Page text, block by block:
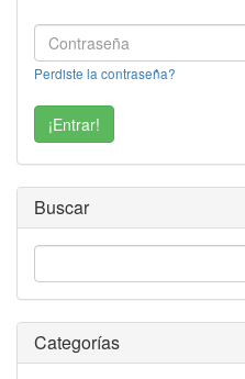
Perdiste la contraseña?
Buscar
Categorías